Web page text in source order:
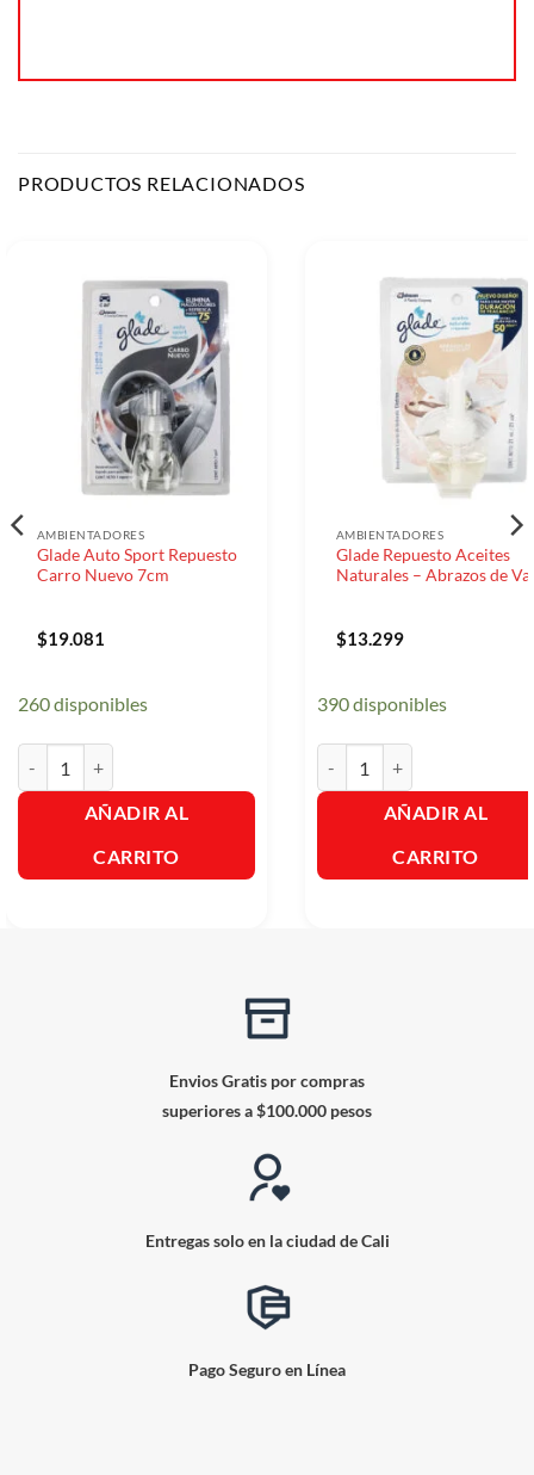
PRODUCTOS RELACIONADOS
AMBIENTADORES
Glade Auto Sport Repuesto
Carro Nuevo 7cm
$19.081
260 disponibles
AÑADIR AL
CARRITO
AMBIENTADORES
Glade Repuesto Aceites
Naturales – Abrazos de
$13.299
390 disponibles
AÑADIR AL
CARRITO
Envios Gratis por compras
superiores a $100.000 pesos
Entregas solo en la ciudad de Cali
Pago Seguro en Línea